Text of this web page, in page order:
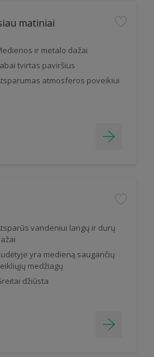
matiniai
ir metalo dažai
tvirtas paviršius
atmosferos poveikiui
vandeniui langų ir durų
yra medieną saugančių
medžiagų
džiūsta